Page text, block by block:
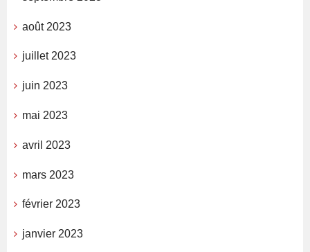
août 2023
juillet 2023
juin 2023
mai 2023
avril 2023
mars 2023
février 2023
janvier 2023